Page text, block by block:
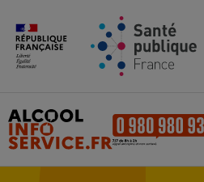
Aller au contenu principal